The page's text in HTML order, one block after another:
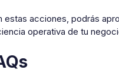
estas acciones, podrás
operativa de tu